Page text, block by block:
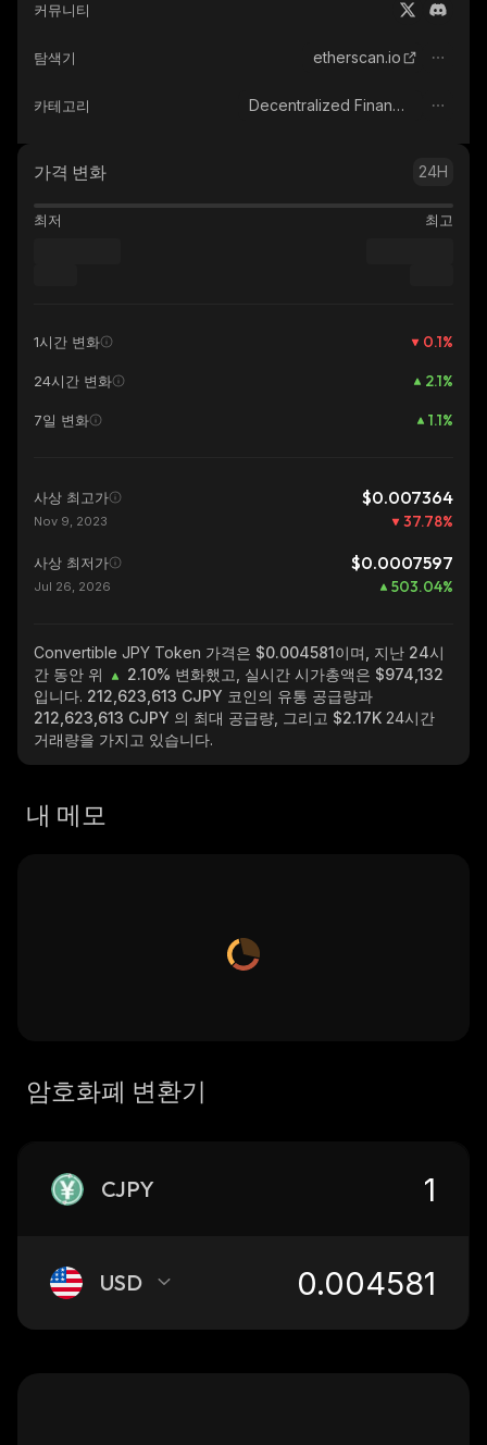
커뮤니티
탐색기 etherscan.io
카테고리 Decentralized Finance (DeFi)
가격 변화 24H
최저 최고
1시간 변화 0.1%
24시간 변화 2.1%
7일 변화 1.1%
사상 최고가 $0.007364
Nov 9, 2023 37.78%
사상 최저가 $0.0007597
Jul 26, 2026 503.04%
Convertible JPY Token 가격은 $0.004581이며, 지난 24시
간 동안 위
2.10% 변화했고, 실시간 시가총액은 $974,132
입니다. 212,623,613 CJPY 코인의 유통 공급량과
212,623,613 CJPY 의 최대 공급량, 그리고 $2.17K 24시간
거래량을 가지고 있습니다.
내 메모
암호화폐 변환기
CJPY
USD